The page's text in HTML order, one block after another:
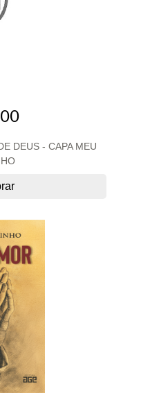
DEUS - CAPA MEU